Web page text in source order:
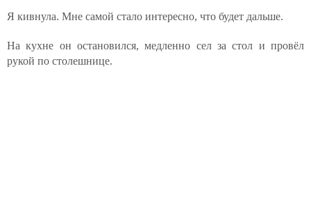
Я кивнула. Мне самой стало интересно, что будет дальше.
На кухне он остановился, медленно сел за стол и провёл
рукой по столешнице.